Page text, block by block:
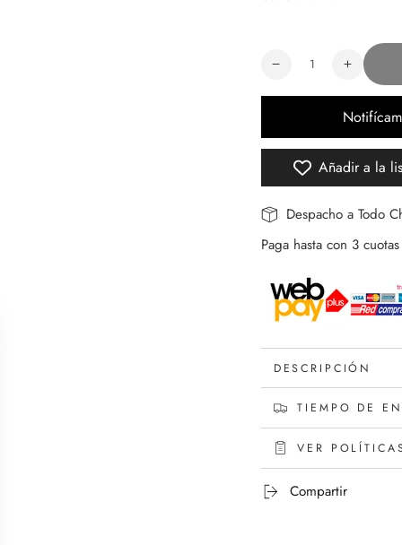
Cantidad
Reducir
It
Concealer
Aumentar
cantidad
para
Fix
It
Añadir a la
Despacho a Todo
Paga hasta con 3
DESCRIPCIÓN
TIEMPO DE
VER
Compartir